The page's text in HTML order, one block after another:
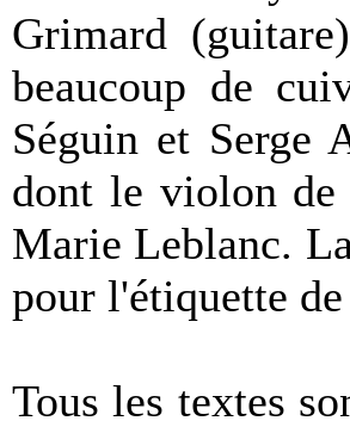
Grimard
beaucoup de
Séguin et Serge
dont le violon
Marie Leblanc.
pour l'étiquette
Tous les textes